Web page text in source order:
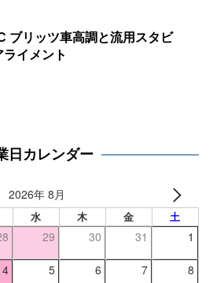
ブリッツ車高調と流用スタビ
イメント
日カレンダー
2026年 8月
水 木 金 土
29 30 31 1
4 5 6 7 8